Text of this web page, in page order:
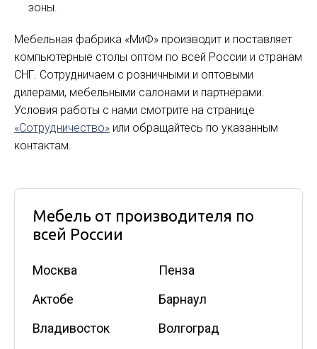
зоны.
Мебельная фабрика «МиФ» производит и поставляет
компьютерные столы оптом по всей России и странам
СНГ. Сотрудничаем с розничными и оптовыми
дилерами, мебельными салонами и партнёрами.
Условия работы с нами смотрите на странице
«Сотрудничество» или обращайтесь по указанным
контактам.
Мебель от производителя по
всей России
Москва
Пенза
Актобе
Барнаул
Владивосток
Волгоград